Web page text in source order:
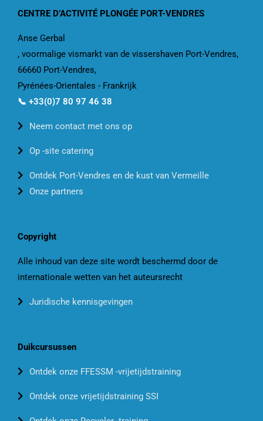
CENTRE D’ACTIVITÉ PLONGÉE PORT-VENDRES
Anse Gerbal
, voormalige vismarkt van de vissershaven Port-Vendres,
66660 Port-Vendres,
Pyrénées-Orientales - Frankrijk
📞 +33(0)7 80 97 46 38
Neem contact met ons op
Op -site catering
Ontdek Port-Vendres en de kust van Vermeille
Onze partners
Copyright
Alle inhoud van deze site wordt beschermd door de
internationale wetten van het auteursrecht
Juridische kennisgevingen
Duikcursussen
Ontdek onze FFESSM -vrijetijdstraining
Ontdek onze vrijetijdstraining SSI